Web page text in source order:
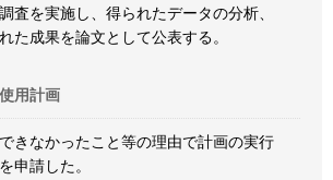
査を実施し、得られたデータの分析、
た成果を論文として公表する。
用計画
きなかったこと等の理由で計画の実行
申請した。